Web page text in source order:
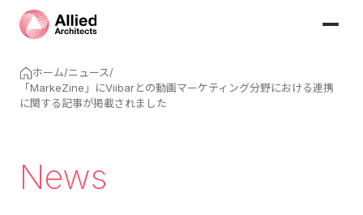
ホーム/ニュース/
「MarkeZine」にViibarとの動画マーケティング分野における連携
に関する記事が掲載されました
News